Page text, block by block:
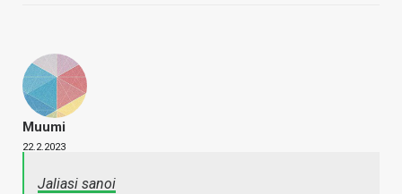
Muumi
22.2.2023
Jaliasi sanoi